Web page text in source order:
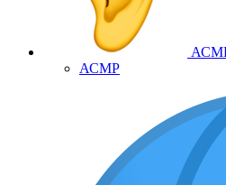
АСМР